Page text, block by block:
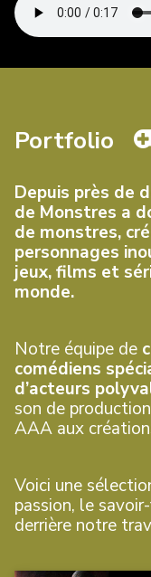
Portfolio
Depuis près de
de Monstres a
de monstres,
personnages
jeux, films et
monde.
Notre équipe de
comédiens
d’acteurs
son de
AAA aux
Voici une
passion, le
derrière notre